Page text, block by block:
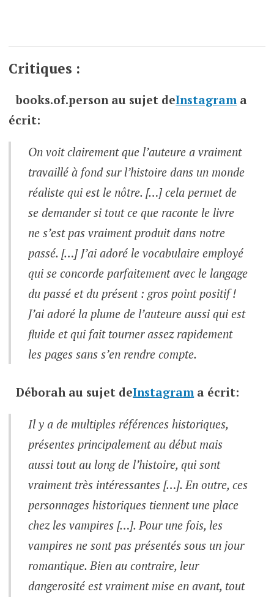
Critiques :
books.of.personau sujet deInstagrama
écrit:
On voit clairement que l’auteure a vraiment
travaillé à fond sur l’histoire dans un monde
réaliste qui est le nôtre. […] cela permet de
se demander si tout ce que raconte le livre
ne s’est pas vraiment produit dans notre
passé. […] J’ai adoré le vocabulaire employé
qui se concorde parfaitement avec le langage
du passé et du présent : gros point positif !
J’ai adoré la plume de l’auteure aussi qui est
fluide et qui fait tourner assez rapidement
les pages sans s’en rendre compte.
Déborah au sujet deInstagram a écrit:
Il y a de multiples références historiques,
présentes principalement au début mais
aussi tout au long de l’histoire, qui sont
vraiment très intéressantes […]. En outre, ces
personnages historiques tiennent une place
chez les vampires […]. Pour une fois, les
vampires ne sont pas présentés sous un jour
romantique. Bien au contraire, leur
dangerosité est vraiment mise en avant, tout